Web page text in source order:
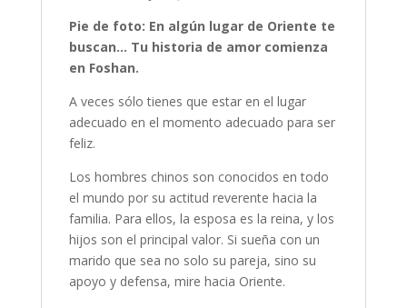
Pie de foto: En algún lugar de Oriente te
buscan... Tu historia de amor comienza
en Foshan.
A veces sólo tienes que estar en el lugar
adecuado en el momento adecuado para ser
feliz.
Los hombres chinos son conocidos en todo
el mundo por su actitud reverente hacia la
familia. Para ellos, la esposa es la reina, y los
hijos son el principal valor. Si sueña con un
marido que sea no solo su pareja, sino su
apoyo y defensa, mire hacia Oriente.